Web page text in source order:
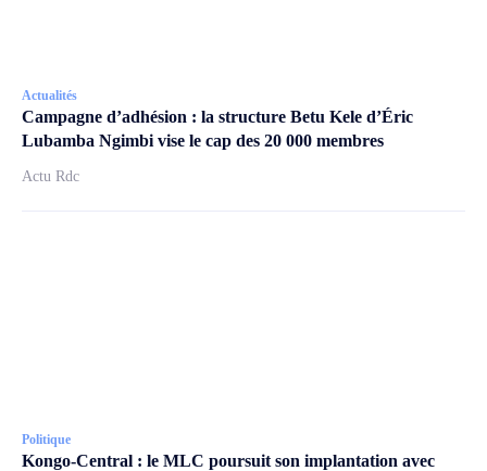
Actualités
Campagne d’adhésion : la structure Betu Kele d’Éric
Lubamba Ngimbi vise le cap des 20 000 membres
Actu Rdc
Politique
Kongo-Central : le MLC poursuit son implantation avec